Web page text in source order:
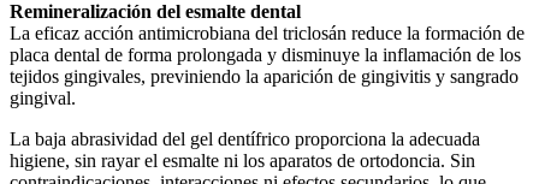
Remineralización del esmalte dental
La eficaz acción antimicrobiana del triclosán reduce la formación de
placa dental de forma prolongada y disminuye la inflamación de los
tejidos gingivales, previniendo la aparición de gingivitis y sangrado
gingival.
La baja abrasividad del gel dentífrico proporciona la adecuada
higiene, sin rayar el esmalte ni los aparatos de ortodoncia. Sin